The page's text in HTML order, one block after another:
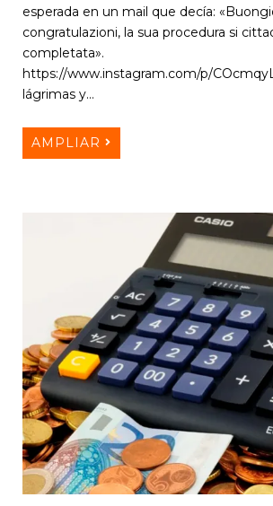
esperada en un mail que decía:
congratulazioni, la sua procedura si
completata».
https://www.instagram.com/p/
lágrimas y…
AMPLIAR